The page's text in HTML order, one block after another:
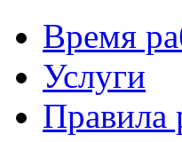
Время
Услуги
Правила